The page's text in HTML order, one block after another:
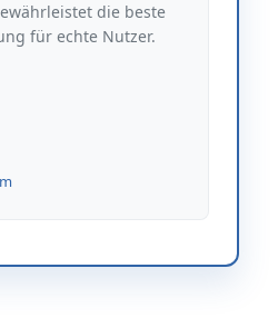
die beste
für echte Nutzer.